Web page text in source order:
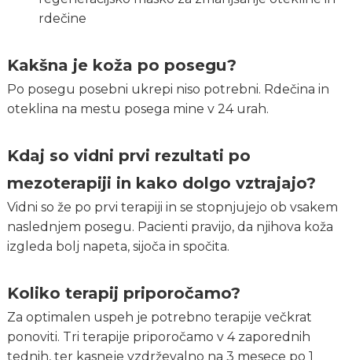
rdečine
Kakšna je koža po posegu?
Po posegu posebni ukrepi niso potrebni. Rdečina in
oteklina na mestu posega mine v 24 urah.
Kdaj so vidni prvi rezultati po
mezoterapiji in kako dolgo vztrajajo?
Vidni so že po prvi terapiji in se stopnjujejo ob vsakem
naslednjem posegu. Pacienti pravijo, da njihova koža
izgleda bolj napeta, sijoča in spočita.
Koliko terapij priporočamo?
Za optimalen uspeh je potrebno terapije večkrat
ponoviti. Tri terapije priporočamo v 4 zaporednih
tednih, ter kasneje vzdrževalno na 3 mesece po 1